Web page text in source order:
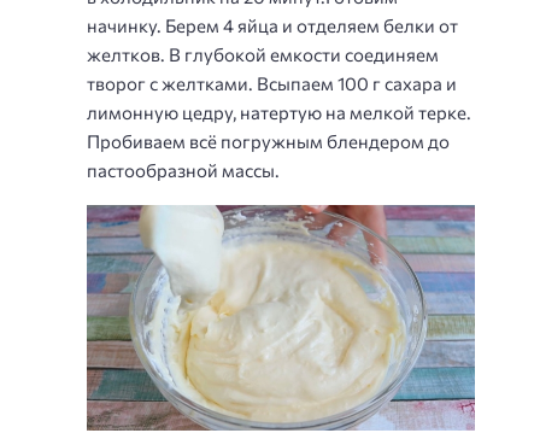
начинку. Берем 4 яйца и отделяем белки от
желтков. В глубокой емкости соединяем
творог с желтками. Всыпаем 100 г сахара и
лимонную цедру, натертую на мелкой терке.
Пробиваем всё погружным блендером до
пастообразной массы.